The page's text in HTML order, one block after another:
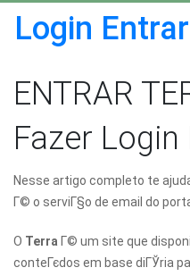
Login Entrar
ENTRAR
Fazer Login
Nesse artigo completo te
Г© o serviГ§o de email do
O Terra Г© um site que
conteГєdos em base diГЎria